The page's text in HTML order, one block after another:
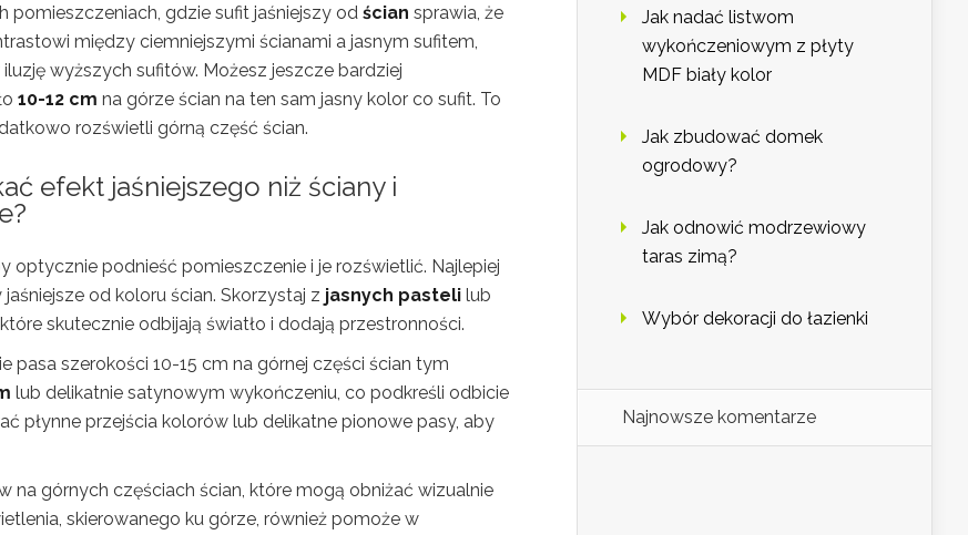
gdzie sufit jaśniejszy od ścian sprawia, że
między ciemniejszymi ścianami a jasnym sufitem,
wyższych sufitów. Możesz jeszcze bardziej
10-12 cm na górze ścian na ten sam jasny kolor co sufit. To
rozświetli górną część ścian.
efekt jaśniejszego niż ściany i
optycznie podnieść pomieszczenie i je rozświetlić. Najlepiej
od koloru ścian. Skorzystaj z jasnych pasteli lub
skutecznie odbijają światło i dodają przestronności.
szerokości 10-15 cm na górnej części ścian tym
lub delikatnie satynowym wykończeniu, co podkreśli odbicie
płynne przejścia kolorów lub delikatne pionowe pasy, aby
na górnych częściach ścian, które mogą obniżać wizualnie
skierowanego ku górze, również pomoże w
Jak nadać listwom
wykończeniowym z płyty
MDF biały kolor
Jak zbudować domek
ogrodowy?
Jak odnowić modrzewiowy
taras zimą?
Wybór dekoracji do łazienki
Najnowsze komentarze